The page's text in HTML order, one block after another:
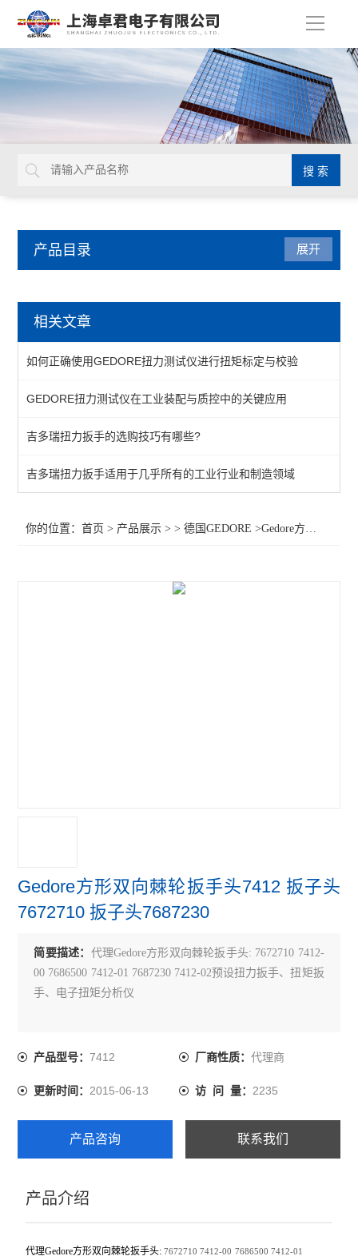
导
产品目录
延长杆
棘轮头
动态扭矩测试仪
扭力测试仪
接地螺柱扳手
展开
相关文章
如何正确使用GEDORE扭力测试仪进行扭矩标定与校验
GEDORE扭力测试仪在工业装配与质控中的关键应用
吉多瑞扭力扳手的选购技巧有哪些?
吉多瑞扭力扳手适用于几乎所有的工业行业和制造领域
你的位置：首页 > 产品展示 > >德国GEDORE >Gedore方形双向棘轮扳手头7412 扳子头7672710 扳子头7687230
Gedore方形双向棘轮扳手头7412 扳子头
7672710 扳子头7687230
简要描述： 代理Gedore方形双向棘轮扳手头: 7672710 7412-
00 7686500 7412-01 7687230 7412-02预设扭力扳手、扭矩扳
手、电子扭矩分析仪
产品型号：7412 厂商性质： 代理商
更新时间：2015-06-13 访 问 量： 2235
产品咨询 联系我们
产品介绍
代理Gedore方形双向棘轮扳手头: 76727107412-00 76865007412-01